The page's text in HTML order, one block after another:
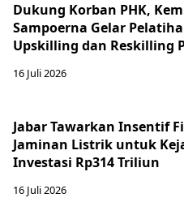
Dukung Korban PHK,
Sampoerna Gelar
Upskilling dan Reskilling
16 Juli 2026
Jabar Tawarkan Insentif
Jaminan Listrik untuk
Investasi Rp314 Triliun
16 Juli 2026